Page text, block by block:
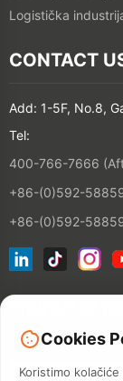
Logistička
CONTACT
Add: 1-5F, No.8,
Tel:
400-766-7666
+86-(0)592-
+86-(0)592-
Cookies
Koristimo